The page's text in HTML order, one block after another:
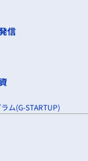
信
ム(G-STARTUP)